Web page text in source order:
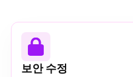
보안 수정